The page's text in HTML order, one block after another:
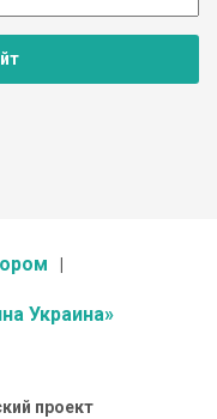
Украина»
проект